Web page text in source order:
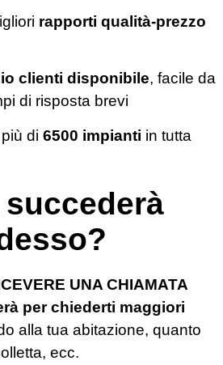
rapporti qualità-prezzo
clienti disponibile, facile da
di risposta brevi
di 6500 impianti in tutta
succederà
UNA CHIAMATA
per chiederti maggiori
alla tua abitazione, quanto
ecc.